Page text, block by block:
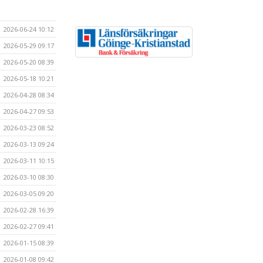
2026-06-24 10:12
2026-05-29 09:17
2026-05-20 08:39
2026-05-18 10:21
2026-04-28 08:34
2026-04-27 09:53
2026-03-23 08:52
2026-03-13 09:24
2026-03-11 10:15
2026-03-10 08:30
2026-03-05 09:20
2026-02-28 16:39
2026-02-27 09:41
2026-01-15 08:39
2026-01-08 09:42